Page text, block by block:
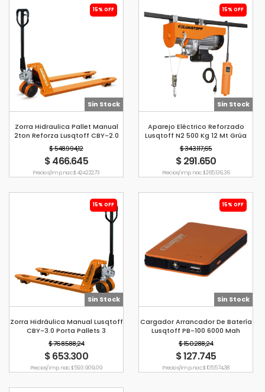
15% OFF
Sin Stock
Zorra Hidraulica Pallet Manual
2ton Reforza Lusqtoff CBY-2.0
$ 548.994,12
$ 466.645
Precio s/imp. nac. $ 424.222,73
15% OFF
Sin Stock
Aparejo Eléctrico Reforzado
Lusqtoff N2 500 Kg 12 Mt Grúa
$ 343.117,65
$ 291.650
Precio s/imp. nac. $ 265.136,36
15% OFF
Sin Stock
Zorra Hidráulica Manual Lusqtoff
CBY-3.0 Porta Pallets 3
Toneladas
$ 768.588,24
$ 653.300
Precio s/imp. nac. $ 593.909,09
15% OFF
Sin Stock
Cargador Arrancador De Batería
Lusqtoff PB-100 6000 Mah
$ 150.288,24
$ 127.745
Precio s/imp. nac. $ 105.574,38